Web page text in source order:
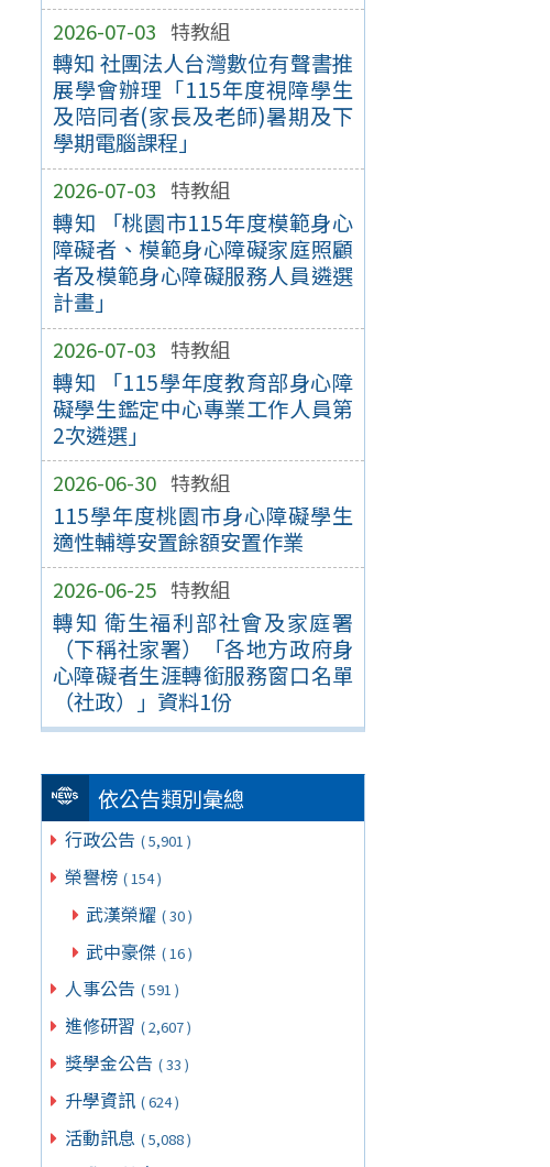
2026-07-03 特教組
轉知 社團法人台灣數位有聲書推
展學會辦理「115年度視障學生
及陪同者(家長及老師)暑期及下
學期電腦課程」
2026-07-03 特教組
轉知 「桃園市115年度模範身心
障礙者、模範身心障礙家庭照顧
者及模範身心障礙服務人員遴選
計畫」
2026-07-03 特教組
轉知 「115學年度教育部身心障
礙學生鑑定中心專業工作人員第
2次遴選」
2026-06-30 特教組
115學年度桃園市身心障礙學生
適性輔導安置餘額安置作業
2026-06-25 特教組
轉知 衛生福利部社會及家庭署
（下稱社家署）「各地方政府身
心障礙者生涯轉銜服務窗口名單
（社政）」資料1份
依公告類別彙總
行政公告 ( 5,901 )
榮譽榜 ( 154 )
武漢榮耀 ( 30 )
武中豪傑 ( 16 )
人事公告 ( 591 )
進修研習 ( 2,607 )
獎學金公告 ( 33 )
升學資訊 ( 624 )
活動訊息 ( 5,088 )